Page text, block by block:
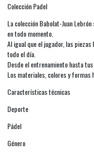
Colección Padel
La colección Babolat-Juan
en todo momento.
Al igual que el jugador, las
todo el día.
Desde el entrenamiento hasta
Los materiales, colores y formas
Características técnicas
Deporte
Pádel
Género